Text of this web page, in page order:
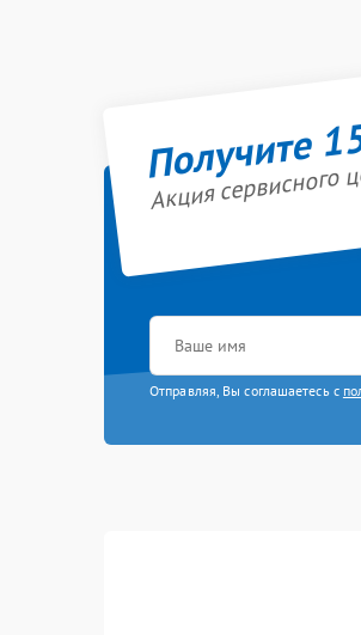
Получите
Акция
Отправляя, Вы соглашаетесь с